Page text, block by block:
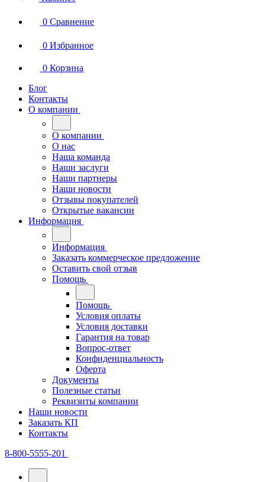
0 Сравнение
0 Избранное
0 Корзина
Блог
Контакты
О компании
О компании
О нас
Наша команда
Наши заслуги
Наши партнеры
Наши новости
Отзывы покупателей
Открытые вакансии
Информация
Информация
Заказать коммерческое предложение
Оставить свой отзыв
Помощь
Помощь
Условия оплаты
Условия доставки
Гарантия на товар
Вопрос-ответ
Конфиденциальность
Оферта
Документы
Полезные статьи
Реквизиты компании
Наши новости
Заказать КП
Контакты
8-800-5555-201